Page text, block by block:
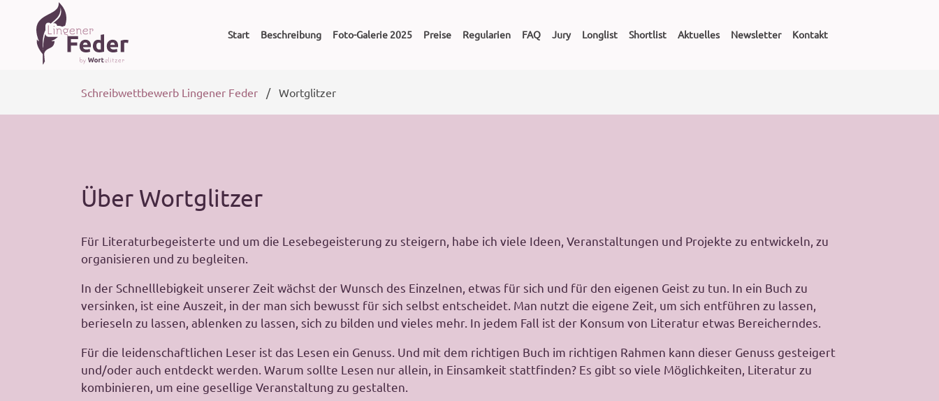
Navigation
überspringen
Start Beschreibung Foto-Galerie 2025 Preise Regularien FAQ Jury Longlist Shortlist Aktuelles Newsletter Kontakt
Schreibwettbewerb Lingener Feder Wortglitzer
Über Wortglitzer
Für Literaturbegeisterte und um die Lesebegeisterung zu steigern, habe ich viele Ideen, Veranstaltungen und Projekte zu entwickeln, zu
organisieren und zu begleiten.
In der Schnelllebigkeit unserer Zeit wächst der Wunsch des Einzelnen, etwas für sich und für den eigenen Geist zu tun. In ein Buch zu
versinken, ist eine Auszeit, in der man sich bewusst für sich selbst entscheidet. Man nutzt die eigene Zeit, um sich entführen zu lassen,
berieseln zu lassen, ablenken zu lassen, sich zu bilden und vieles mehr. In jedem Fall ist der Konsum von Literatur etwas Bereicherndes.
Für die leidenschaftlichen Leser ist das Lesen ein Genuss. Und mit dem richtigen Buch im richtigen Rahmen kann dieser Genuss gesteigert
und/oder auch entdeckt werden. Warum sollte Lesen nur allein, in Einsamkeit stattfinden? Es gibt so viele Möglichkeiten, Literatur zu
kombinieren, um eine gesellige Veranstaltung zu gestalten.